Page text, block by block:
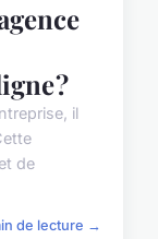
?
il
de
de lecture →